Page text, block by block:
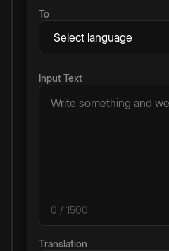
To
Input Text
0 / 1500
Translation